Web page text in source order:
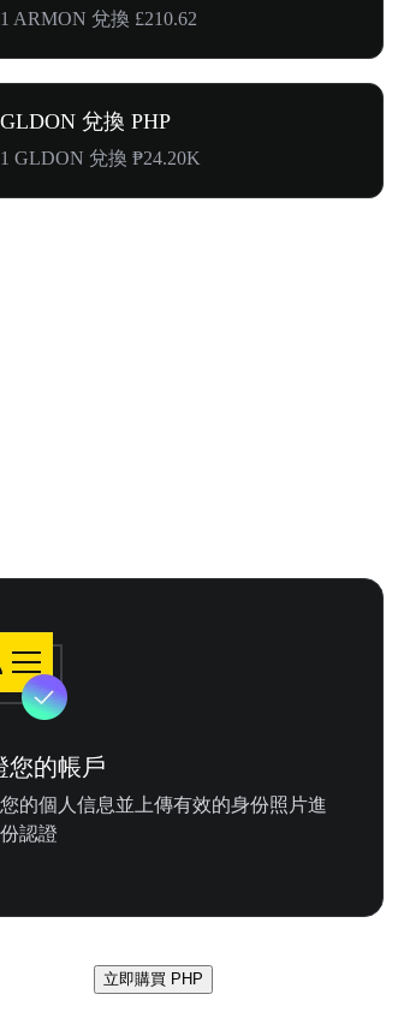
1 ARMON 兌換 £210.62
GLDON 兌換 PHP
1 GLDON 兌換 ₱24.20K
您的帳戶
的個人信息並上傳有效的身份照片進
認證
立即購買 PHP